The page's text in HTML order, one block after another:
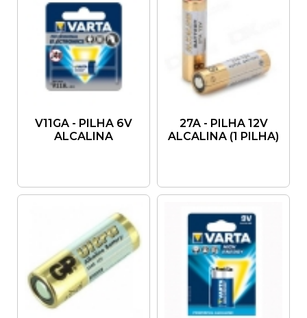
V11GA - PILHA 6V
ALCALINA
27A - PILHA 12V
ALCALINA (1 PILHA)